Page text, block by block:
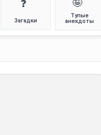
❓
Загадки
🤪
Тупые
анекдоты